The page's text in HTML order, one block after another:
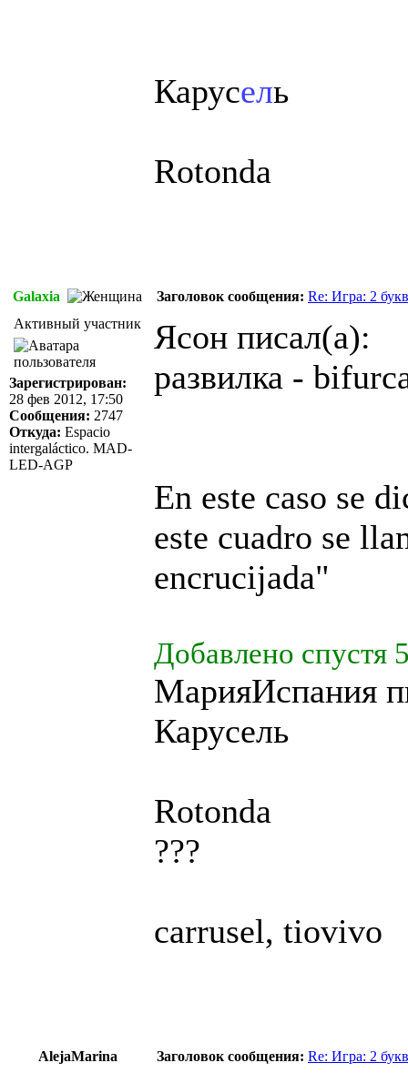
Карусель
Rotonda
Galaxia Заголовок сообщения: Re: Игра: 2
Активный участник
Зарегистрирован:
28 фев 2012, 17:50
Сообщения: 2747
Откуда: Espacio
intergaláctico. MAD-
LED-AGP
Ясон писал(а):
развилка -
En este caso se
este cuadro se
encrucijada"
Добавлено спустя
МарияИспания
Карусель
Rotonda
???
carrusel, tiovivo
AlejaMarina Заголовок сообщения: Re: Игра: 2